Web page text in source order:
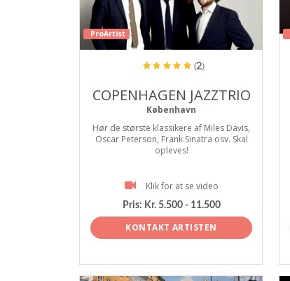
ProArtist
(2)
COPENHAGEN JAZZTRIO
København
Hør de største klassikere af Miles Davis,
Oscar Peterson, Frank Sinatra osv. Skal
opleves!
Klik for at se video
Pris: Kr. 5.500 - 11.500
KONTAKT ARTISTEN